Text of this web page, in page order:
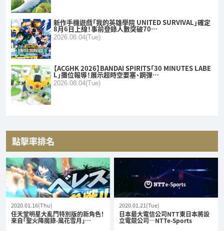
新作手機遊戲「我的英雄學院 UNITED SURVIVAL」確定
8月6日上線！事前登錄人數突破70…
2026.08.04(Tue)
【ACGHK 2026】BANDAI SPIRITS「30 MINUTES LABE
L」攤位報導！展示超時空要塞、鋼彈…
2026.08.04(Tue)
點擊率排名
2020.01.16(Thu)
任天堂明星大亂鬥特別版的新角色！
來自「聖火降魔錄-風花雪月」…
2020.01.21(Tue)
日本最大電信公司NTT東日本將設
立電競公司—NTTe-Sports